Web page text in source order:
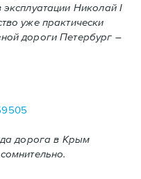
эксплуатации Николай I
уже практически
дороги Петербург –
дорога в Крым